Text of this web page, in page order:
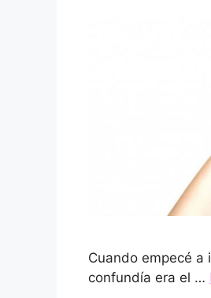
Cuando empecé a
confundía era el …